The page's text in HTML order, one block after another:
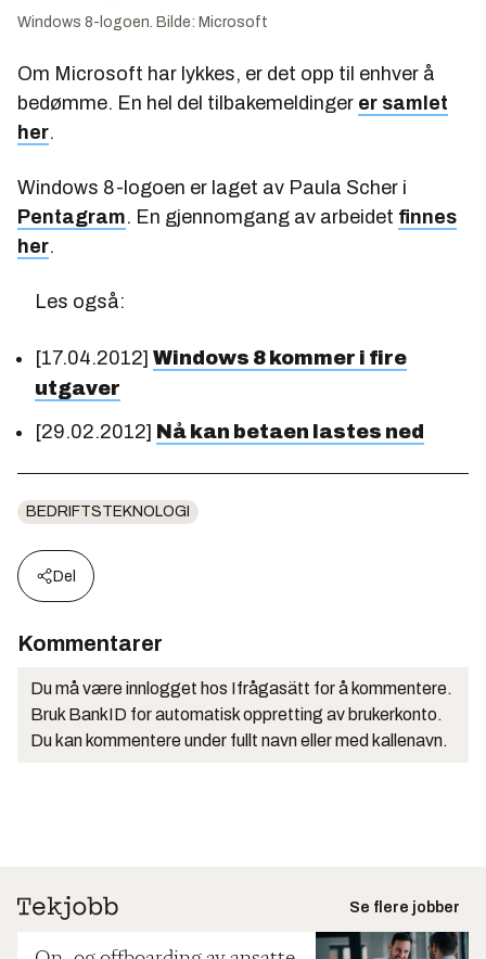
Windows 8-logoen. Bilde: Microsoft
Om Microsoft har lykkes, er det opp til enhver å
bedømme. En hel del tilbakemeldinger er samlet
her.
Windows 8-logoen er laget av Paula Scher i
Pentagram. En gjennomgang av arbeidet finnes
her.
Les også:
[17.04.2012] Windows 8 kommer i fire
utgaver
[29.02.2012] Nå kan betaen lastes ned
BEDRIFTSTEKNOLOGI
Del
Kommentarer
Du må være innlogget hos Ifrågasätt for å kommentere.
Bruk BankID for automatisk oppretting av brukerkonto.
Du kan kommentere under fullt navn eller med kallenavn.
Se flere jobber